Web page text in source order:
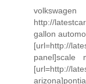
http://
gallon
[url=http://
panel]scale
[url=http://